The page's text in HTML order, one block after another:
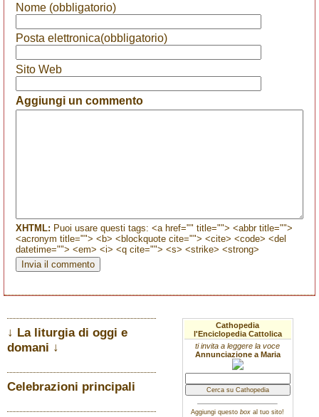
Nome (obbligatorio)
Posta elettronica(obbligatorio)
Sito Web
Aggiungi un commento
XHTML: Puoi usare questi tags: <a href="" title=""> <abbr title="">
<acronym title=""> <b> <blockquote cite=""> <cite> <code> <del
datetime=""> <em> <i> <q cite=""> <s> <strike> <strong>
↓ La liturgia di oggi e
domani ↓
Celebrazioni principali
Cathopedia
l'Enciclopedia Cattolica
ti invita a leggere la voce
Annunciazione a Maria
Aggiungi questo box al tuo sito!